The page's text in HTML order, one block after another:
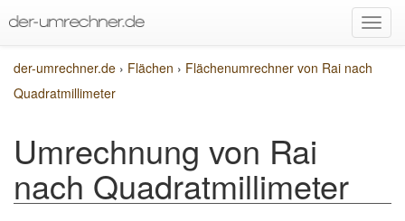
der-umrechner.de › Flächen › Flächenumrechner von Rai nach
Quadratmillimeter
Umrechnung von Rai
nach Quadratmillimeter